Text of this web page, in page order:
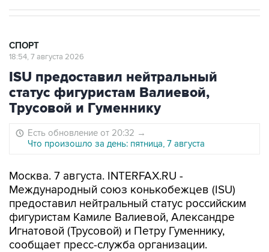
СПОРТ
18:54, 7 августа 2026
ISU предоставил нейтральный
статус фигуристам Валиевой,
Трусовой и Гуменнику
Есть обновление от 20:32 →
Что произошло за день: пятница, 7 августа
Москва. 7 августа. INTERFAX.RU -
Международный союз конькобежцев (ISU)
предоставил нейтральный статус российским
фигуристам Камиле Валиевой, Александре
Игнатовой (Трусовой) и Петру Гуменнику,
сообщает пресс-служба организации.